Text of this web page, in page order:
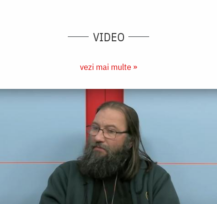
VIDEO
vezi mai multe »